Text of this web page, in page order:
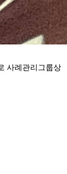
사례관리그룹상